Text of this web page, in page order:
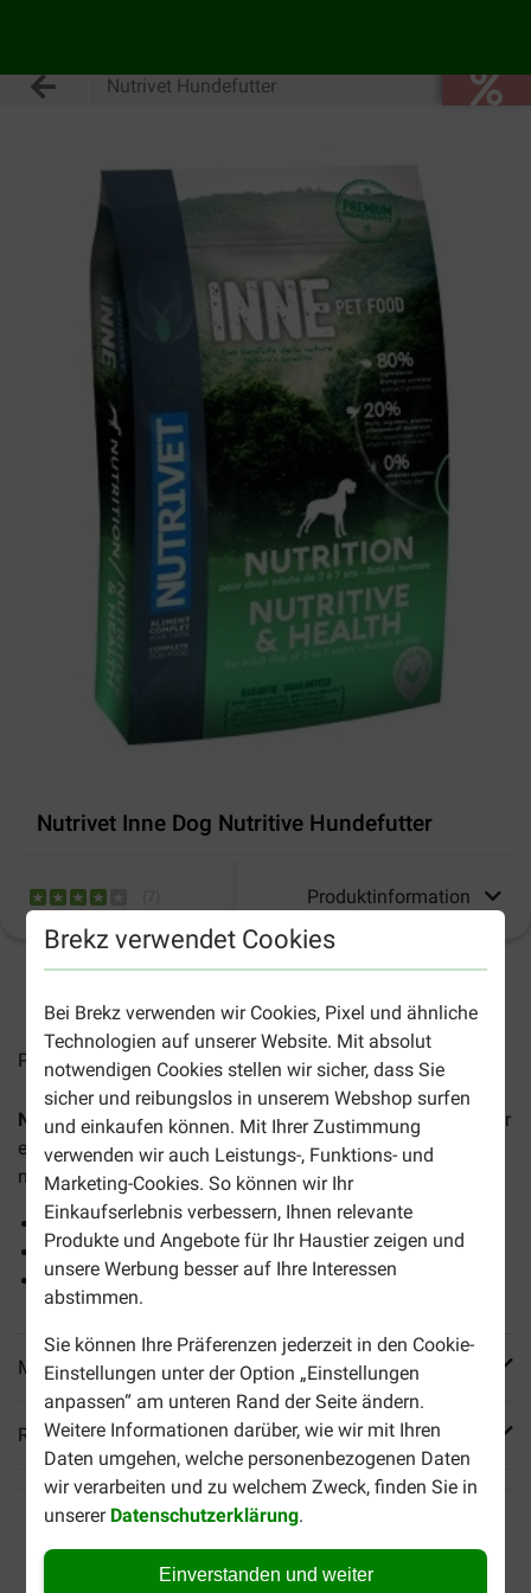
Brekz verwendet Cookies
Bei Brekz verwenden wir Cookies, Pixel und ähnliche
Technologien auf unserer Website. Mit absolut
notwendigen Cookies stellen wir sicher, dass Sie
sicher und reibungslos in unserem Webshop surfen
und einkaufen können. Mit Ihrer Zustimmung
verwenden wir auch Leistungs-, Funktions- und
Marketing-Cookies. So können wir Ihr
Einkaufserlebnis verbessern, Ihnen relevante
Produkte und Angebote für Ihr Haustier zeigen und
unsere Werbung besser auf Ihre Interessen
abstimmen.
Sie können Ihre Präferenzen jederzeit in den Cookie-
Einstellungen unter der Option „Einstellungen
anpassen“ am unteren Rand der Seite ändern.
Weitere Informationen darüber, wie wir mit Ihren
Daten umgehen, welche personenbezogenen Daten
wir verarbeiten und zu welchem Zweck, finden Sie in
unserer Datenschutzerklärung.
Einverstanden und weiter
Nutrivet Hundefutter
Nutrivet Inne Dog Nutritive Hundefutter
Produktinformation
Preise inkl. MwSt zzgl.Versandkosten
Nutrivet Inne Dog Nutritiveist ein Premium-Hundefutter für
erwachsene Hunde im Alter von 2 bis 7 Jahren mit einem
normalen Aktivitätsniveau.
Getreidefrei
Für eine gesunde Verdauung
Mit Fleisch (Huhn, Lamm, Pute)
Mehr Produktinfos
Reviews